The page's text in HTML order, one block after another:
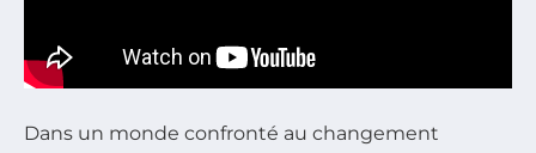
Dans un monde confronté au changement